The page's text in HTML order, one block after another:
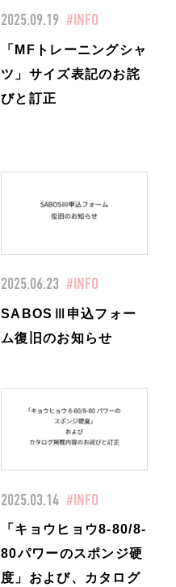
2025.09.19 #INFO
「MFトレーニングシャ
ツ」サイズ表記のお詫
びと訂正
2025.06.23 #INFO
SABOSⅢ申込フォー
ム復旧のお知らせ
2025.03.14 #INFO
「キョウヒョウ8-80/8-
80パワーのスポンジ硬
度」および、カタログ